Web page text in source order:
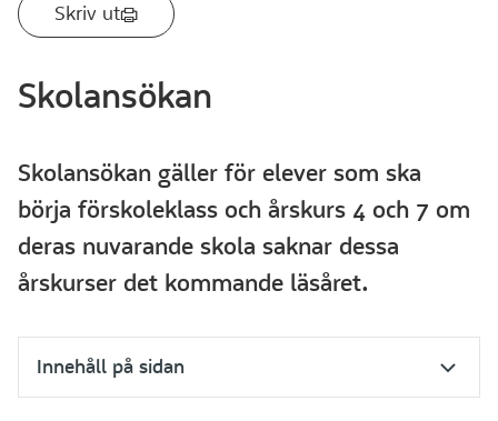
Skriv ut
Skolansökan
Skolansökan gäller för elever som ska
börja förskoleklass och årskurs 4 och 7 om
deras nuvarande skola saknar dessa
årskurser det kommande läsåret.
Innehåll på sidan